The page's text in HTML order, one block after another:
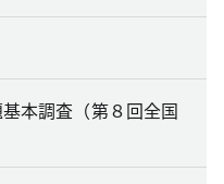
本調査（第８回全国